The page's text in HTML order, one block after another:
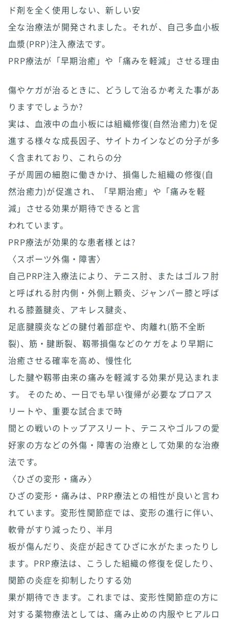
ド剤を全く使用しない、新しい安
全な治療法が開発されました。それが、自己多血小板
血漿(PRP)注入療法です。
PRP療法が「早期治癒」や「痛みを軽減」させる理由
傷やケガが治るときに、どうして治るか考えた事があ
りますでしょうか?
実は、血液中の血小板には組織修復(自然治癒力)を促
進する様々な成長因子、サイトカインなどの分子が多
く含まれており、これらの分
子が周囲の細胞に働きかけ、損傷した組織の修復(自
然治癒力)が促進され、「早期治癒」や「痛みを軽
減」させる効果が期待できると言
われています。
PRP療法が効果的な患者様とは?
〈スポーツ外傷・障害〉
自己PRP注入療法により、テニス肘、またはゴルフ肘
と呼ばれる肘内側・外側上顆炎、ジャンパー膝と呼ば
れる膝蓋腱炎、アキレス腱炎、
足底腱膜炎などの腱付着部症や、肉離れ(筋不全断
裂)、筋・腱断裂、靱帯損傷などのケガをより早期に
治癒させる確率を高め、慢性化
した腱や靱帯由来の痛みを軽減する効果が見込まれま
す。 そのため、一日でも早い復帰が必要なプロアス
リートや、重要な試合まで時
間との戦いのトップアスリート、テニスやゴルフの愛
好家の方などの外傷・障害の治療として効果的な治療
法です。
〈ひざの変形・痛み〉
ひざの変形・痛みは、PRP療法との相性が良いと言わ
れています。変形性関節症では、変形の進行に伴い、
軟骨がすり減ったり、半月
板が傷んだり、炎症が起きてひざに水がたまったりし
ます。PRP療法は、こうした組織の修復を促したり、
関節の炎症を抑制したりする効
果が期待できます。これまでは、変形性関節症の方に
対する薬物療法としては、痛み止めの内服やヒアルロ